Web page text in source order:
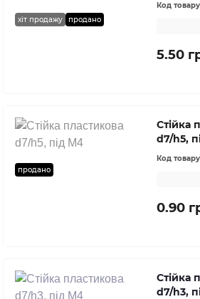
хіт продажу продано
Код
5.50
продано
Стійка
d7/h5,
Код
0.90
Стійка
d7/h3,